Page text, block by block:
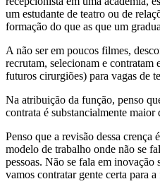
um estudante de teatro ou de
formação do que as que um
A não ser em poucos filmes,
recrutam, selecionam e contratam
futuros cirurgiões) para vagas de
Na atribuição da função, penso
contrata é substancialmente
Penso que a revisão dessa crença
modelo de trabalho onde não se
pessoas. Não se fala em inovação
vamos contratar gente certa para